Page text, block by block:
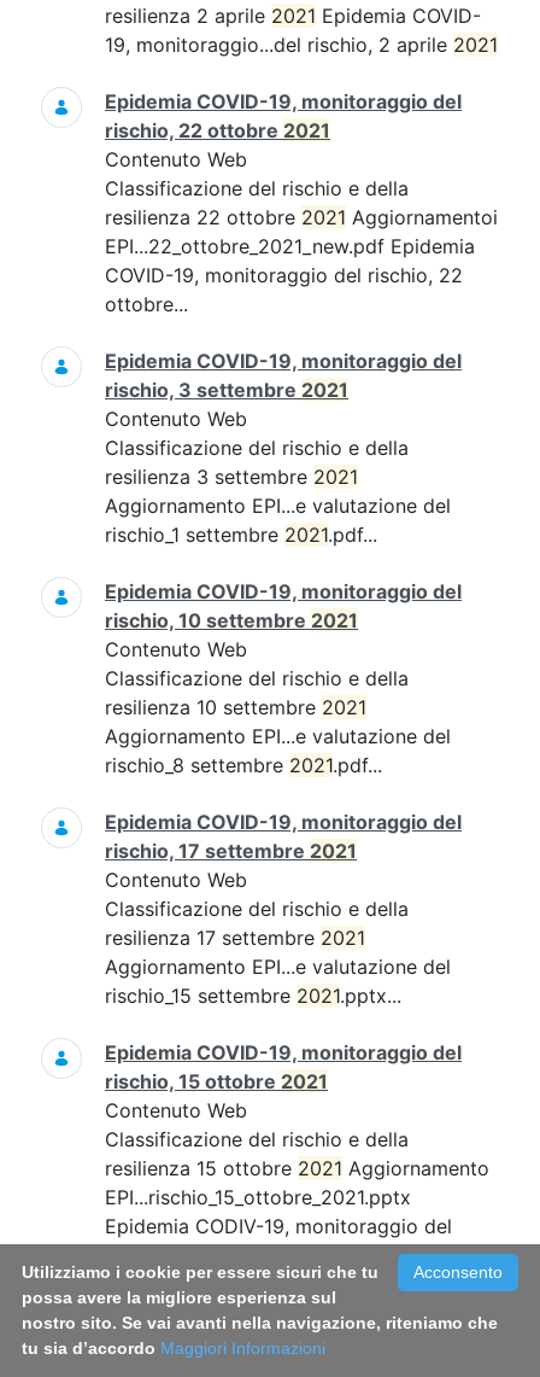
resilienza 2 aprile 2021 Epidemia COVID-
19, monitoraggio...del rischio, 2 aprile 2021
Epidemia COVID-19, monitoraggio del
rischio, 22 ottobre 2021
Contenuto Web
Classificazione del rischio e della
resilienza 22 ottobre 2021 Aggiornamentoi
EPI...22_ottobre_2021_new.pdf Epidemia
COVID-19, monitoraggio del rischio, 22
ottobre...
Epidemia COVID-19, monitoraggio del
rischio, 3 settembre 2021
Contenuto Web
Classificazione del rischio e della
resilienza 3 settembre 2021
Aggiornamento EPI...e valutazione del
rischio_1 settembre 2021.pdf...
Epidemia COVID-19, monitoraggio del
rischio, 10 settembre 2021
Contenuto Web
Classificazione del rischio e della
resilienza 10 settembre 2021
Aggiornamento EPI...e valutazione del
rischio_8 settembre 2021.pdf...
Epidemia COVID-19, monitoraggio del
rischio, 17 settembre 2021
Contenuto Web
Classificazione del rischio e della
resilienza 17 settembre 2021
Aggiornamento EPI...e valutazione del
rischio_15 settembre 2021.pptx...
Epidemia COVID-19, monitoraggio del
rischio, 15 ottobre 2021
Contenuto Web
Classificazione del rischio e della
resilienza 15 ottobre 2021 Aggiornamento
EPI...rischio_15_ottobre_2021.pptx
Epidemia CODIV-19, monitoraggio del
Epidemia COVID-19, monitoraggio del
rischio, 19 novembre2021
Acconsento
Utilizziamo i cookie per essere sicuri che tu
possa avere la migliore esperienza sul
nostro sito. Se vai avanti nella navigazione, riteniamo che
tu sia d’accordo Maggiori Informazioni